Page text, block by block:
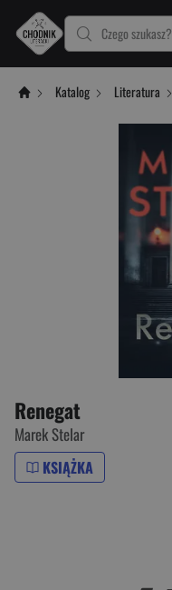
Czego szukasz?
Katalog Literatura
Renegat
Marek Stelar
KSIĄŻKA